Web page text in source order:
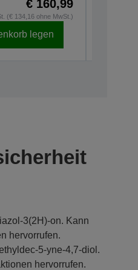
€ 160,99
(€ 134,16 ohne MwSt.)
legen
3(2H)-on. Kann
hervorrufen.
5-yne-4,7-diol.
hervorrufen.